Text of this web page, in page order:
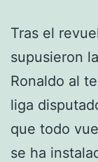
Tras el
supusieron
Ronaldo al
liga
que todo
se ha